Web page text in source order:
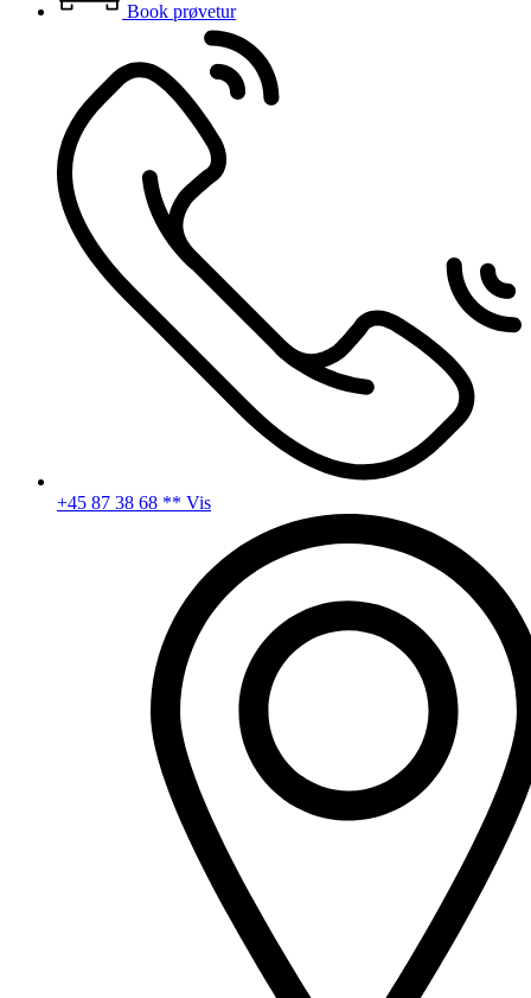
Book prøvetur
+45 87 38 68 ** Vis